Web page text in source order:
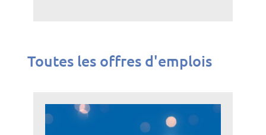
Toutes les offres d'emplois